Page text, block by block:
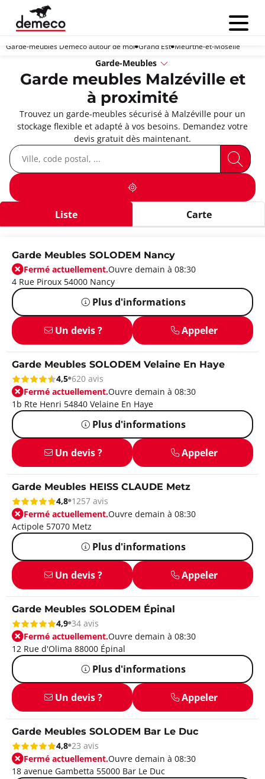
Menu
Garde-meubles Demeco autour de moi Grand Est Meurthe-et-Moselle
Garde-Meubles
Garde meubles Malzéville et
à proximité
Trouvez un garde-meubles sécurisé à Malzéville pour un
stockage flexible et adapté à vos besoins. Demandez votre
devis gratuit dès maintenant.
Liste Carte
Garde Meubles SOLODEM Nancy
Fermé actuellement.Ouvre demain à 08:30
4 Rue Piroux 54000 Nancy
Plus d'informations
Un devis ? Appeler
Garde Meubles SOLODEM Velaine En Haye
4,5 620 avis
Fermé actuellement.Ouvre demain à 08:30
1b Rte Henri 54840 Velaine En Haye
Plus d'informations
Un devis ? Appeler
Garde Meubles HEISS CLAUDE Metz
4,8 1257 avis
Fermé actuellement.Ouvre demain à 08:30
Actipole 57070 Metz
Plus d'informations
Un devis ? Appeler
Garde Meubles SOLODEM Épinal
4,9 34 avis
Fermé actuellement.Ouvre demain à 08:30
12 Rue d'Olima 88000 Épinal
Plus d'informations
Un devis ? Appeler
Garde Meubles SOLODEM Bar Le Duc
4,8 23 avis
Fermé actuellement.Ouvre demain à 08:30
18 avenue Gambetta 55000 Bar Le Duc